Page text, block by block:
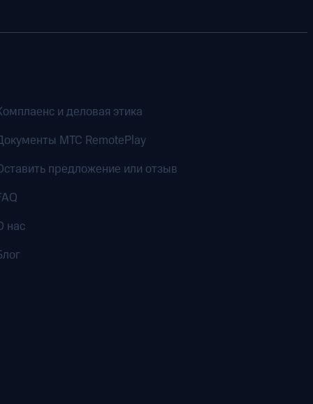
и деловая этика
MTC RemotePlay
предложение или отзыв
нас